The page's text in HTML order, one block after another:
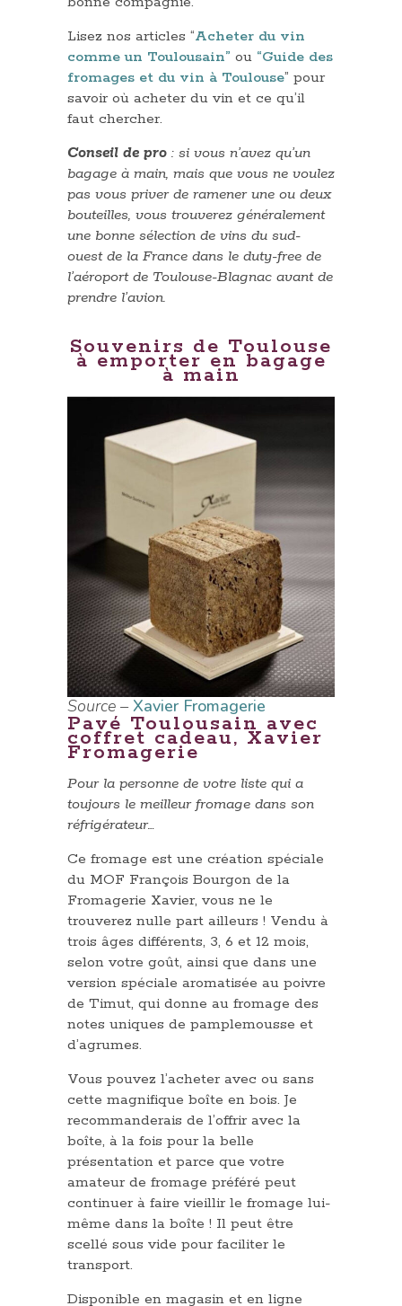
Lisez nos articles “Acheter du vin
comme un Toulousain” ou “Guide des
fromages et du vin à Toulouse” pour
savoir où acheter du vin et ce qu’il
faut chercher.
Conseil de pro : si vous n’avez qu’un
bagage à main, mais que vous ne voulez
pas vous priver de ramener une ou deux
bouteilles, vous trouverez généralement
une bonne sélection de vins du sud-
ouest de la France dans le duty-free de
l’aéroport de Toulouse-Blagnac avant de
prendre l’avion.
Souvenirs de Toulouse
à emporter en bagage
à main
Source –Xavier Fromagerie
Pavé Toulousain avec
coffret cadeau, Xavier
Fromagerie
Pour la personne de votre liste qui a
toujours le meilleur fromage dans son
réfrigérateur…
Ce fromage est une création spéciale
du MOF François Bourgon de la
Fromagerie Xavier, vous ne le
trouverez nulle part ailleurs ! Vendu à
trois âges différents, 3, 6 et 12 mois,
selon votre goût, ainsi que dans une
version spéciale aromatisée au poivre
de Timut, qui donne au fromage des
notes uniques de pamplemousse et
d’agrumes.
Vous pouvez l’acheter avec ou sans
cette magnifique boîte en bois. Je
recommanderais de l’offrir avec la
boîte, à la fois pour la belle
présentation et parce que votre
amateur de fromage préféré peut
continuer à faire vieillir le fromage lui-
même dans la boîte ! Il peut être
scellé sous vide pour faciliter le
transport.
Disponible en magasin et en ligne